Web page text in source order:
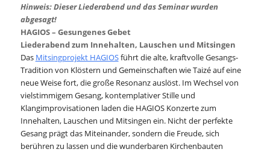
Hinweis: Dieser Liederabend und das Seminar wurden
abgesagt!
HAGIOS – Gesungenes Gebet
Liederabend zum Innehalten, Lauschen und Mitsingen
Das Mitsingprojekt HAGIOSführt die alte, kraftvolle Gesangs-
Tradition von Klöstern und Gemeinschaften wie Taizé auf eine
neue Weise fort, die große Resonanz auslöst. Im Wechsel von
vielstimmigem Gesang, kontemplativer Stille und
Klangimprovisationen laden die HAGIOS Konzerte zum
Innehalten, Lauschen und Mitsingen ein. Nicht der perfekte
Gesang prägt das Miteinander, sondern die Freude, sich
berühren zu lassen und die wunderbaren Kirchenbauten